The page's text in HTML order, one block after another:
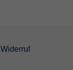
Widerruf